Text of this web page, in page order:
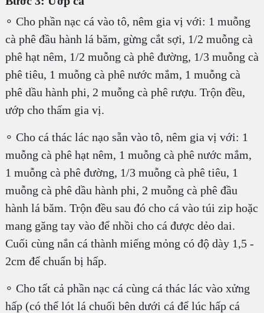
∘ Cho phần nạc cá vào tô, nêm gia vị với: 1 muỗng
cà phê đầu hành lá băm, gừng cắt sợi, 1/2 muỗng cà
phê hạt nêm, 1/2 muỗng cà phê đường, 1/3 muỗng cà
phê tiêu, 1 muỗng cà phê nước mắm, 1 muỗng cà
phê dầu hành phi, 2 muỗng cà phê rượu. Trộn đều,
ướp cho thấm gia vị.
∘ Cho cá thác lác nạo sẵn vào tô, nêm gia vị với: 1
muỗng cà phê hạt nêm, 1 muỗng cà phê nước mắm,
1 muỗng cà phê đường, 1/3 muỗng cà phê tiêu, 1
muỗng cà phê dầu hành phi, 2 muỗng cà phê đầu
hành lá băm. Trộn đều sau đó cho cá vào túi zip hoặc
mang găng tay vào để nhồi cho cá được dẻo dai.
Cuối cùng nắn cá thành miếng mỏng có độ dày 1,5 -
2cm để chuẩn bị hấp.
∘ Cho tất cả phần nạc cá cùng cá thác lác vào xửng
hấp (có thể lót lá chuối bên dưới cá để lúc hấp cá